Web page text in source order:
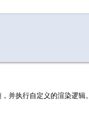
并执行自定义的渲染逻辑。